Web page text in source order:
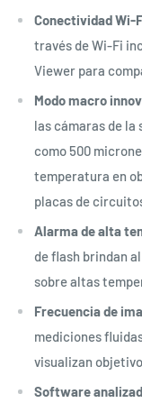
Conectividad Wi-
través de Wi-Fi
Viewer para
Modo macro
las cámaras de la
como 500
temperatura en
placas de
Alarma de alta
de flash brindan
sobre altas
Frecuencia de
mediciones
visualizan
Software